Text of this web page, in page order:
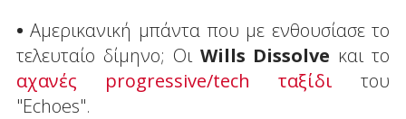
•Αμερικανική μπάντα που με ενθουσίασε το
τελευταίο δίμηνο; Οι Wills Dissolve και το
αχανές progressive/tech ταξίδι του
"Echoes".